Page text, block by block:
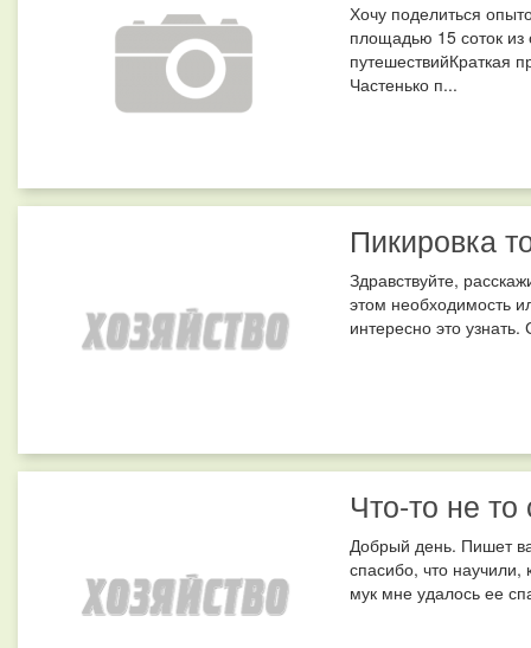
Хочу поделиться
площадью 15 соток
путешествийКраткая
Частенько п...
Пикировка
Здравствуйте,
этом необходимость
интересно это
Что-то не
Добрый день. Пишет
спасибо, что научили,
мук мне удалось ее